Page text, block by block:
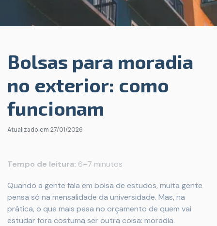
Bolsas para moradia
no exterior: como
funcionam
Atualizado em 27/01/2026
Tempo de leitura: 6–7 minutos
Quando a gente fala em bolsa de estudos, muita gente
pensa só na mensalidade da universidade. Mas, na
prática, o que mais pesa no orçamento de quem vai
estudar fora costuma ser outra coisa: moradia.